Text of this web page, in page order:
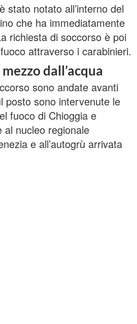
stato notato all’interno del
che ha immediatamente
richiesta di soccorso è poi
attraverso i carabinieri.
dall’acqua
sono andate avanti
posto sono intervenute le
fuoco di Chioggia e
al nucleo regionale
e all’autogrù arrivata